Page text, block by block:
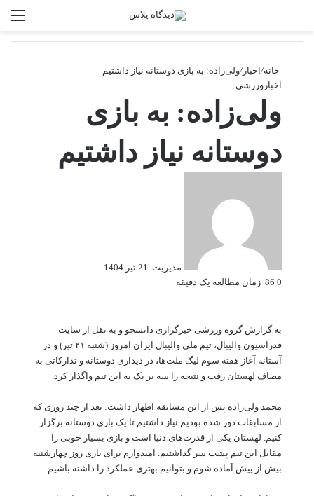
جستجو
خانه/اخبار/ولی‌زاده: به بازی دوستانه نیاز داشتیم
اخبار ورزشی
ولی‌زاده: به بازی
دوستانه نیاز داشتیم
مدیریت 21 تیر 1404
0
زمان مطالعه یک دقیقه
به گزارش گروه ورزشی خبرگزاری دانشجو و به نقل از سایت
فدراسیون والیبال، تیم ملی والیبال ایران امروز (شنبه ۲۱ تیر) و در
آستانه آغاز هفته سوم لیگ ملت‌ها، در دیداری دوستانه و تدارکاتی به
مصاف لهستان رفت و نتیجه را سه بر یک به این تیم واگذار کرد.
محمد ولی‌زاده پس از این مسابقه اظهار داشت: بعد از چند روزی که
از مسابقات دور شده بودیم نیاز داشتیم تا یک بازی دوستانه برگزار
کنیم. لهستان یکی از قدرت‌های دنیا است و بازی بسیار خوبی را
مقابل این تیم پشت سر گذاشتیم. امیدوارم برای بازی روز چهارشنبه
بیش از پیش آماده شوم و بتوانیم بهتری عملکرد را داشته باشیم.